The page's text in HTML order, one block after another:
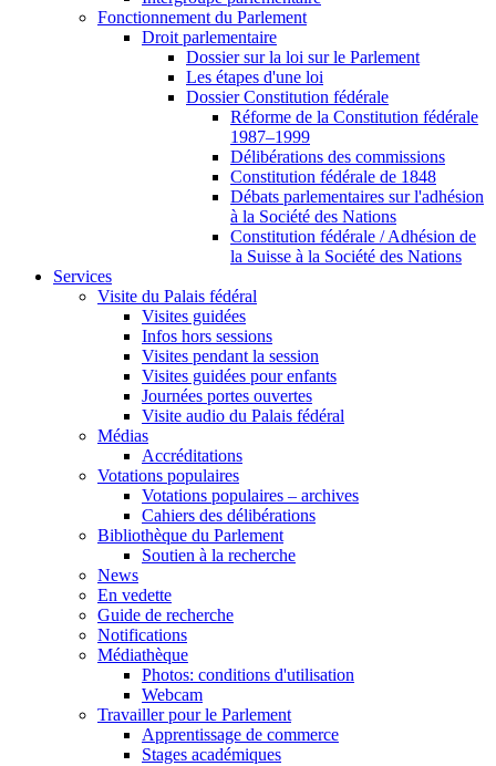
Fonctionnement du Parlement
Droit parlementaire
Dossier sur la loi sur le Parlement
Les étapes d'une loi
Dossier Constitution fédérale
Réforme de la Constitution fédérale
1987–1999
Délibérations des commissions
Constitution fédérale de 1848
Débats parlementaires sur l'adhésion
à la Société des Nations
Constitution fédérale / Adhésion de
la Suisse à la Société des Nations
Services
Visite du Palais fédéral
Visites guidées
Infos hors sessions
Visites pendant la session
Visites guidées pour enfants
Journées portes ouvertes
Visite audio du Palais fédéral
Médias
Accréditations
Votations populaires
Votations populaires – archives
Cahiers des délibérations
Bibliothèque du Parlement
Soutien à la recherche
News
En vedette
Guide de recherche
Notifications
Médiathèque
Photos: conditions d'utilisation
Webcam
Travailler pour le Parlement
Apprentissage de commerce
Stages académiques